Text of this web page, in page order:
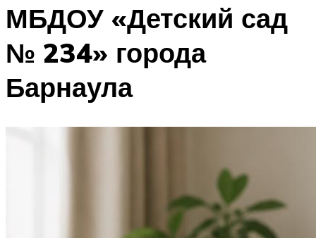
МБДОУ «Детский сад
№ 234» города
Барнаула